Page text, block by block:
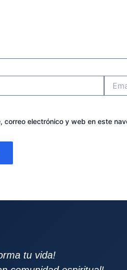
correo electrónico y web en este
tu vida!